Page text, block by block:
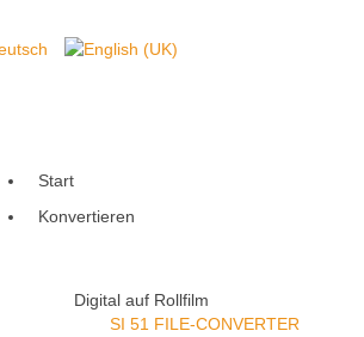
Start
Konvertieren
Digital auf Rollfilm
SI 51 FILE-CONVERTER